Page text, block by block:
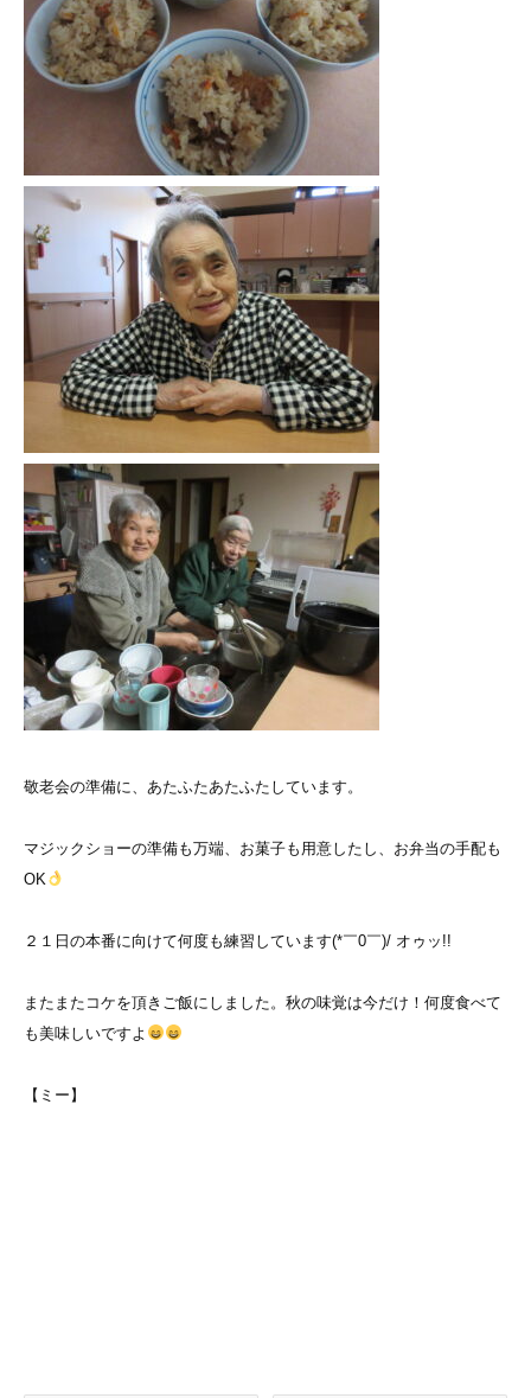
敬老会の準備に、あたふたあたふたしています。
マジックショーの準備も万端、お菓子も用意したし、お弁当の手配も
OK
２１日の本番に向けて何度も練習しています(*￣0￣)/ オゥッ!!
またまたコケを頂きご飯にしました。秋の味覚は今だけ！何度食べて
も美味しいですよ
【ミー】